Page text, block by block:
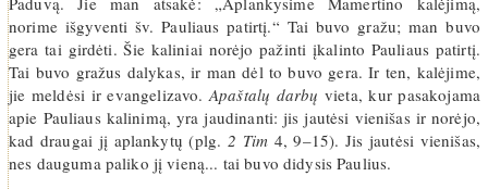
norime išgyventi šv. Pauliaus patirtį.“ Tai buvo gražu; man buvo
gera tai girdėti. Šie kaliniai norėjo pažinti įkalinto Pauliaus patirtį.
Tai buvo gražus dalykas, ir man dėl to buvo gera. Ir ten, kalėjime,
jie meldėsi ir evangelizavo.Apaštalų darbų vieta, kur pasakojama
apie Pauliaus kalinimą, yra jaudinanti: jis jautėsi vienišas ir norėjo,
kad draugai jį aplankytų (plg. 2 Tim 4, 9–15). Jis jautėsi vienišas,
nes dauguma paliko jį vieną... tai buvo didysis Paulius.